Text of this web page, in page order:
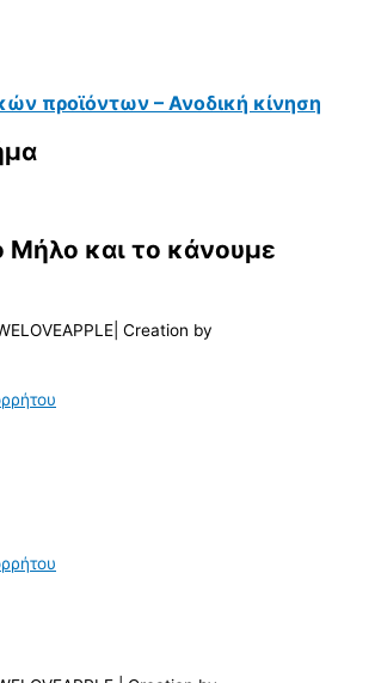
προϊόντων – Ανοδική κίνηση
Μήλο και το κάνουμε
Creation by